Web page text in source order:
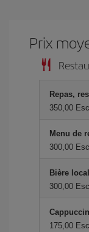
Prix
Repas,
350,00 Esc
Menu de
300,00 Esc
Bière
300,00 Esc
175,00 Esc